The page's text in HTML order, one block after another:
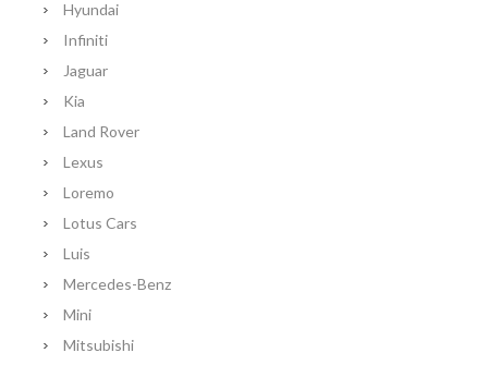
Hyundai
Infiniti
Jaguar
Kia
Land Rover
Lexus
Loremo
Lotus Cars
Luis
Mercedes-Benz
Mini
Mitsubishi